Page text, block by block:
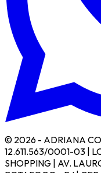
© 2026 - ADRIANA
12.611.563/0001-03 |
SHOPPING | AV.